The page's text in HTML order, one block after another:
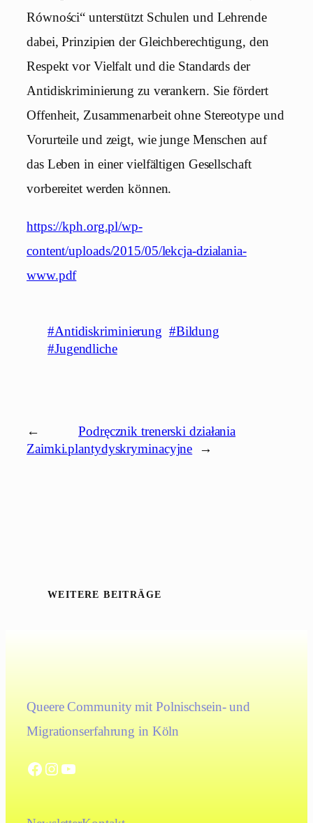
Równości“ unterstützt Schulen und Lehrende
dabei, Prinzipien der Gleichberechtigung, den
Respekt vor Vielfalt und die Standards der
Antidiskriminierung zu verankern. Sie fördert
Offenheit, Zusammenarbeit ohne Stereotype und
Vorurteile und zeigt, wie junge Menschen auf
das Leben in einer vielfältigen Gesellschaft
vorbereitet werden können.
https://kph.org.pl/wp-
content/uploads/2015/05/lekcja-dzialania-
www.pdf
#Antidiskriminierung #Bildung
#Jugendliche
←
Zaimki.pl
Podręcznik trenerski działania
antydyskryminacyjne
→
WEITERE BEITRÄGE
Queere Community mit Polnischsein- und
Migrationserfahrung in Köln
Facebook Instagram YouTube